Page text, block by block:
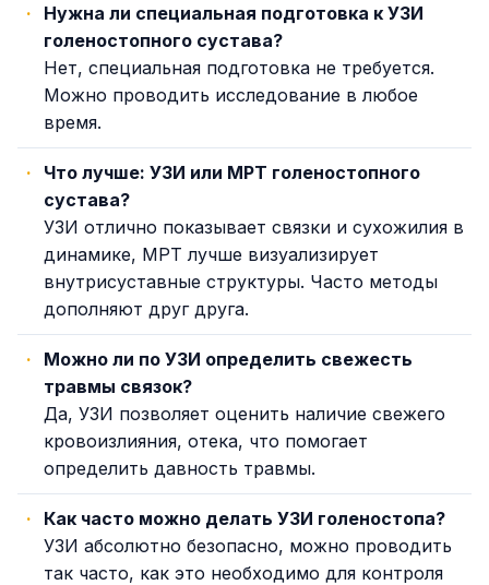
Нужна ли специальная подготовка к УЗИ
голеностопного сустава?
Нет, специальная подготовка не требуется.
Можно проводить исследование в любое
время.
Что лучше: УЗИ или МРТ голеностопного
сустава?
УЗИ отлично показывает связки и сухожилия в
динамике, МРТ лучше визуализирует
внутрисуставные структуры. Часто методы
дополняют друг друга.
Можно ли по УЗИ определить свежесть
травмы связок?
Да, УЗИ позволяет оценить наличие свежего
кровоизлияния, отека, что помогает
определить давность травмы.
Как часто можно делать УЗИ голеностопа?
УЗИ абсолютно безопасно, можно проводить
так часто, как это необходимо для контроля